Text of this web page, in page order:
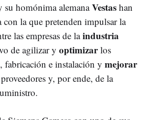
su homónima alemanaVestas han
la que pretenden impulsar la
las empresas de laindustria
de agilizar y optimizarlos
fabricación e instalación y mejorar
y, por ende, de la